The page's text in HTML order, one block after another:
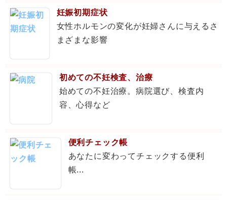
妊娠初期症状
女性ホルモンの変化が妊婦さんに与えるさ
まざまな影響
初めての不妊検査、治療
始めての不妊治療。病院選び、検査内
容、心得など
便利チェック帳
あなたに変わってチェックする便利
帳...